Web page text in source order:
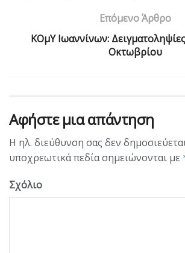
Επόμενο Άρθρο
ΚΟμΥ Ιωαννίνων:
Οκτωβρίου
Αφήστε μια απάντηση
Η ηλ. διεύθυνση σας δεν
υποχρεωτικά πεδία σημειώνονται με
Σχόλιο